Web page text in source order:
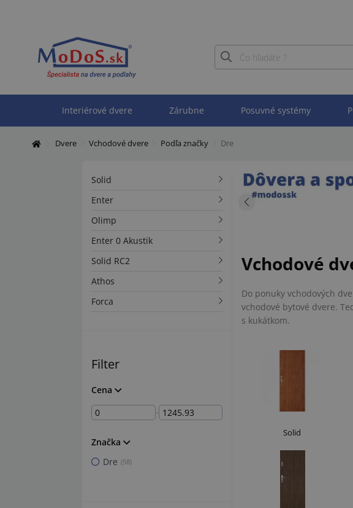
Interiérové dvere Zárubne Posuvné systémy
Dvere Vchodové dvere Podľa značky Dre
Solid
Enter
Olimp
Enter 0 Akustik
Solid RC2
Athos
Forca
Filter
Cena
-
Značka
Dre (58)
Vchodové
Do ponuky vchodových
vchodové bytové dvere.
s kukátkom.
Solid